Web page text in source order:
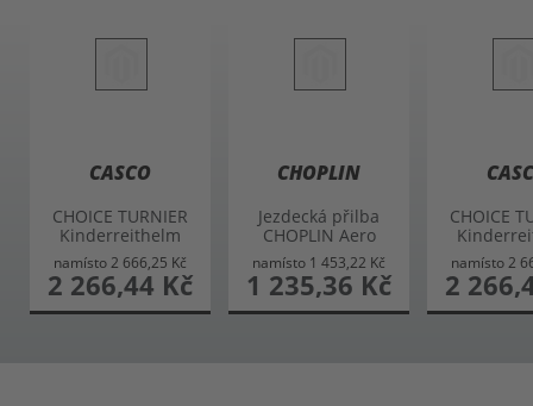
CASCO
CHOICE TURNIER
Kinderreithelm
namísto2 666,25 Kč
akční cena
2 266,44 Kč
CHOPLIN
Jezdecká přilba
CHOPLIN Aero
namísto 1 453,22 Kč
akční cena
1 235,36 Kč
CHOICE
namísto2
akční cena
2